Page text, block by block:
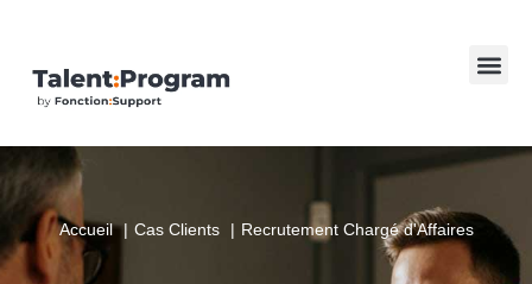
Accueil Cas Clients Recrutement Chargé d'Affaires